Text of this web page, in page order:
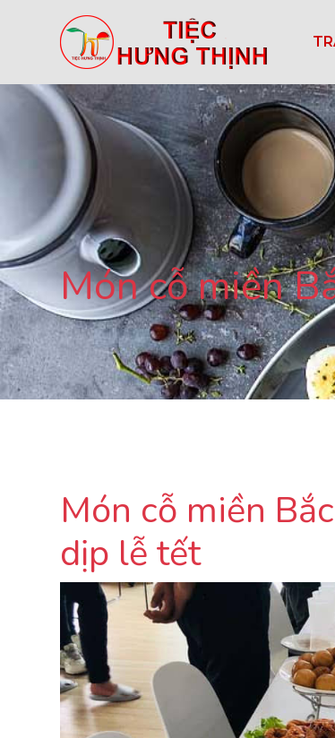
Món cỗ miền
Món cỗ miền
dịp lễ tết